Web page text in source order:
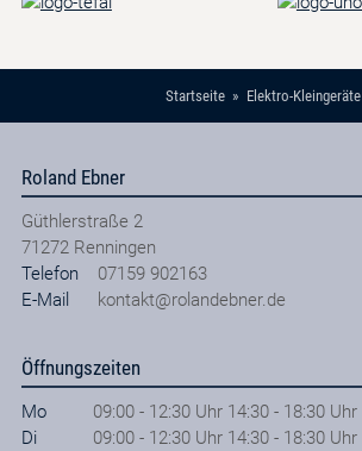
Startseite Elektro-Kleingeräte
Roland Ebner
Güthlerstraße 2
71272 Renningen
Telefon
07159 902163
E-Mail
kontakt@rolandebner.de
Öffnungszeiten
Mo
09:00 - 12:30 Uhr 14:30 - 18:30 Uhr
Di
09:00 - 12:30 Uhr 14:30 - 18:30 Uhr